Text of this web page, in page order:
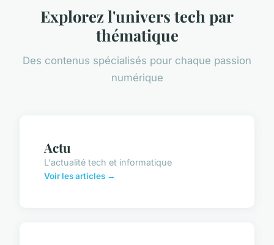
Explorez l'univers tech par
thématique
Des contenus spécialisés pour chaque passion
numérique
Actu
L'actualité tech et informatique
Voir les articles →